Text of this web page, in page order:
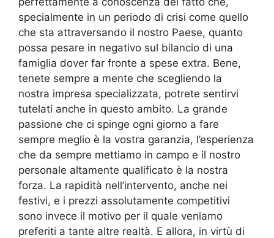
specialmente in un periodo di crisi come quello
che sta attraversando il nostro Paese, quanto
possa pesare in negativo sul bilancio di una
famiglia dover far fronte a spese extra. Bene,
tenete sempre a mente che scegliendo la
nostra impresa specializzata, potrete sentirvi
tutelati anche in questo ambito. La grande
passione che ci spinge ogni giorno a fare
sempre meglio è la vostra garanzia, l’esperienza
che da sempre mettiamo in campo e il nostro
personale altamente qualificato è la nostra
forza. La rapidità nell’intervento, anche nei
festivi, e i prezzi assolutamente competitivi
sono invece il motivo per il quale veniamo
preferiti a tante altre realtà. E allora, in virtù di